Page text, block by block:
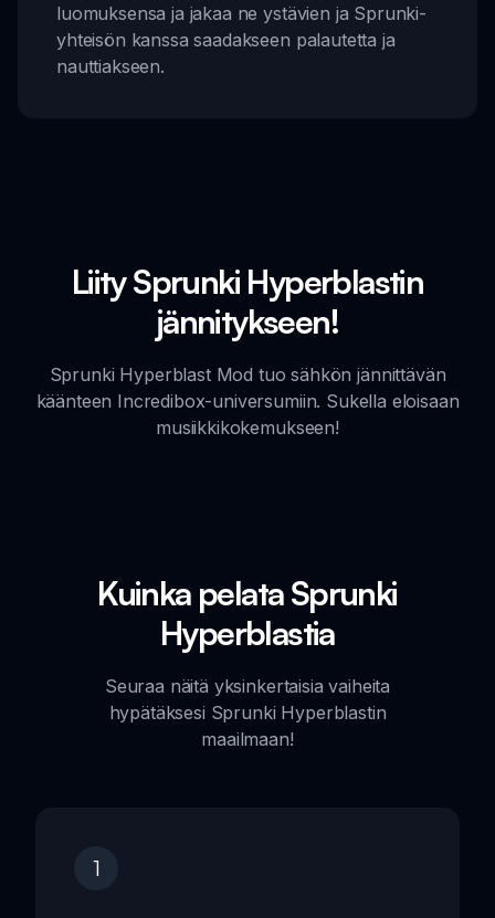
luomuksensa ja jakaa ne ystävien ja Sprunki-
yhteisön kanssa saadakseen palautetta ja
nauttiakseen.
Liity Sprunki Hyperblastin
jännitykseen!
Sprunki Hyperblast Mod tuo sähkön jännittävän
käänteen Incredibox-universumiin. Sukella eloisaan
musiikkikokemukseen!
Kuinka pelata Sprunki
Hyperblastia
Seuraa näitä yksinkertaisia vaiheita
hypätäksesi Sprunki Hyperblastin
maailmaan!
1